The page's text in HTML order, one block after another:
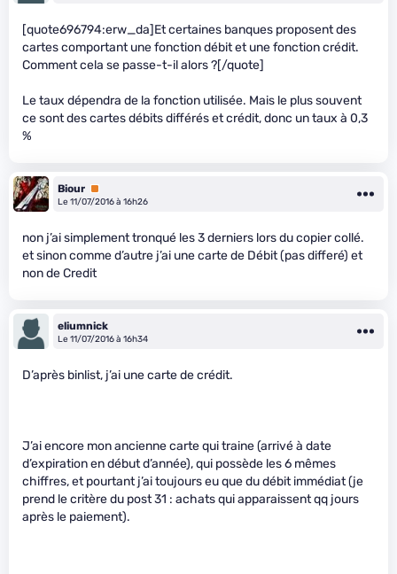
[quote696794:erw_da]Et certaines banques proposent des
cartes comportant une fonction débit et une fonction crédit.
Comment cela se passe-t-il alors ?[/quote]
Le taux dépendra de la fonction utilisée. Mais le plus souvent
ce sont des cartes débits différés et crédit, donc un taux à 0,3
%
Biour Premium
Le 11/07/2016 à 16h26
non j’ai simplement tronqué les 3 derniers lors du copier collé.
et sinon comme d’autre j’ai une carte de Débit (pas differé) et
non de Credit
eliumnick
Le 11/07/2016 à 16h34
D’après binlist, j’ai une carte de crédit.
J’ai encore mon ancienne carte qui traine (arrivé à date
d’expiration en début d’année), qui possède les 6 mêmes
chiffres, et pourtant j’ai toujours eu que du débit immédiat (je
prend le critère du post 31 : achats qui apparaissent qq jours
après le paiement).